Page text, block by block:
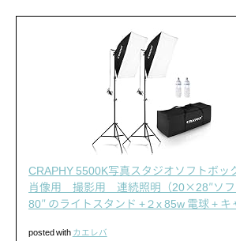
CRAPHY 5500K写真スタジオソフトボ
肖像用 撮影用 連続照明（20×28″ソフ
80″ のライトスタンド +２x 85w 電球 + キ
posted with カエレバ